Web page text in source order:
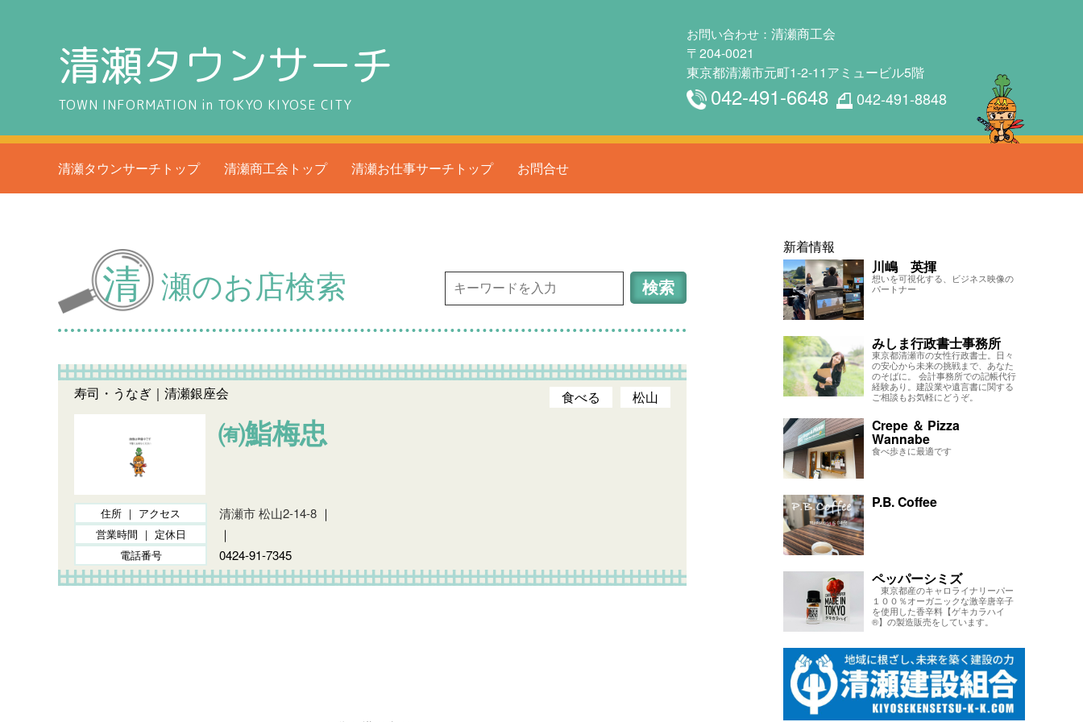
清瀬タウンサーチ
TOWN INFORMATION in TOKYO KIYOSE CITY
お問い合わせ： 清瀬商工会
〒204-0021
東京都清瀬市元町1-2-11アミュービル5階
042-491-6648 042-491-8848
清瀬タウンサーチトップ 清瀬商工会トップ 清瀬お仕事サーチトップ お問合せ
清 瀬のお店検索
寿司・うなぎ｜清瀬銀座会
㈲鮨梅忠
住所 ｜ アクセス 清瀬市 松山2-14-8｜
営業時間 ｜ 定休日 ｜
電話番号 0424-91-7345
食べる 松山
新着情報
川嶋 英揮
想いを可視化する、ビジネス映像の
パートナー
みしま行政書士事務所
東京都清瀬市の女性行政書士。日々
の安心から未来の挑戦まで、あなた
のそばに。 会計事務所での記帳代行
経験あり。建設業や遺言書に関する
ご相談もお気軽にどうぞ。
Crepe ＆ Pizza
Wannabe
食べ歩きに最適です
P.B. Coffee
ペッパーシミズ
東京都産のキャロライナリーパー
１００％オーガニックな激辛唐辛子
を使用した香辛料【ゲキカラハイ
®】の製造販売をしています。